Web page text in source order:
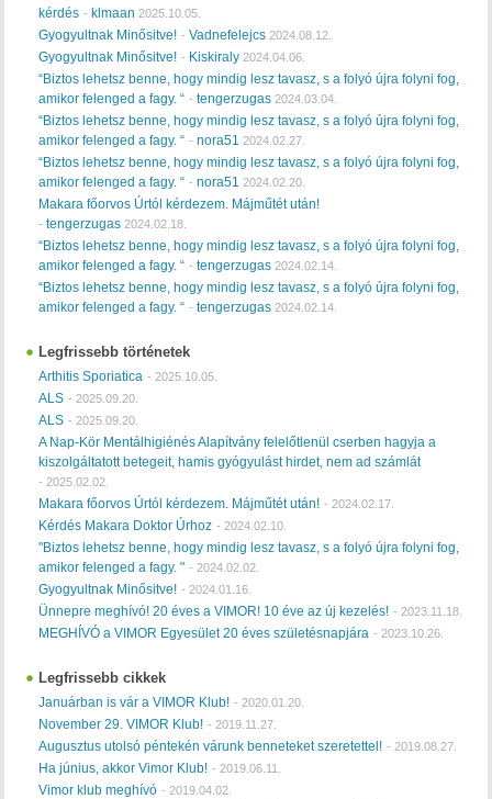
kérdés - klmaan 2025.10.05.
Gyogyultnak Minősitve! -Vadnefelejcs 2024.08.12.
Gyogyultnak Minősitve! - Kiskiraly 2024.04.06.
“Biztos lehetsz benne, hogy mindig lesz tavasz, s a folyó újra folyni fog,
amikor felenged a fagy. “ -tengerzugas 2024.03.04.
“Biztos lehetsz benne, hogy mindig lesz tavasz, s a folyó újra folyni fog,
amikor felenged a fagy. “ -nora51 2024.02.27.
“Biztos lehetsz benne, hogy mindig lesz tavasz, s a folyó újra folyni fog,
amikor felenged a fagy. “ -nora51 2024.02.20.
Makara főorvos Úrtól kérdezem. Májműtét után!
-tengerzugas 2024.02.18.
“Biztos lehetsz benne, hogy mindig lesz tavasz, s a folyó újra folyni fog,
amikor felenged a fagy. “ -tengerzugas 2024.02.14.
“Biztos lehetsz benne, hogy mindig lesz tavasz, s a folyó újra folyni fog,
amikor felenged a fagy. “ -tengerzugas 2024.02.14.
Legfrissebb történetek
Arthitis Sporiatica - 2025.10.05.
ALS - 2025.09.20.
ALS - 2025.09.20.
A Nap-Kör Mentálhigiénés Alapítvány felelőtlenül cserben hagyja a
kiszolgáltatott betegeit, hamis gyógyulást hirdet, nem ad számlát
- 2025.02.02.
Makara főorvos Úrtól kérdezem. Májműtét után! - 2024.02.17.
Kérdés Makara Doktor Úrhoz - 2024.02.10.
"Biztos lehetsz benne, hogy mindig lesz tavasz, s a folyó újra folyni fog,
amikor felenged a fagy. " - 2024.02.02.
Gyogyultnak Minősitve! - 2024.01.16.
Ünnepre meghívó! 20 éves a VIMOR! 10 éve az új kezelés! - 2023.11.18.
MEGHÍVÓ a VIMOR Egyesület 20 éves születésnapjára - 2023.10.26.
Legfrissebb cikkek
Januárban is vár a VIMOR Klub! - 2020.01.20.
November 29. VIMOR Klub! - 2019.11.27.
Augusztus utolsó péntekén várunk benneteket szeretettel! - 2019.08.27.
Ha június, akkor Vimor Klub! - 2019.06.11.
Vimor klub meghívó - 2019.04.02.